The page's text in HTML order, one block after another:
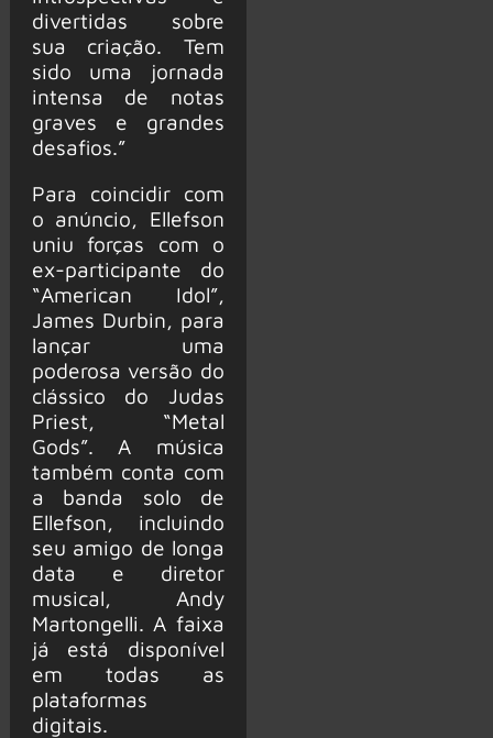
divertidas sobre
sua criação. Tem
sido uma jornada
intensa de notas
graves e grandes
desafios.”
Para coincidir com
o anúncio, Ellefson
uniu forças com o
ex-participante do
“American Idol”,
James Durbin, para
lançar uma
poderosa versão do
clássico do Judas
Priest, “Metal
Gods”. A música
também conta com
a banda solo de
Ellefson, incluindo
seu amigo de longa
data e diretor
musical, Andy
Martongelli. A faixa
já está disponível
em todas as
plataformas
digitais.